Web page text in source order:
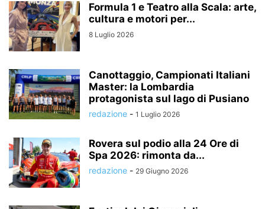
Formula 1 e Teatro alla Scala: arte,
cultura e motori per...
8 Luglio 2026
Canottaggio, Campionati Italiani
Master: la Lombardia
protagonista sul lago di Pusiano
redazione - 1 Luglio 2026
Rovera sul podio alla 24 Ore di
Spa 2026: rimonta da...
redazione - 29 Giugno 2026